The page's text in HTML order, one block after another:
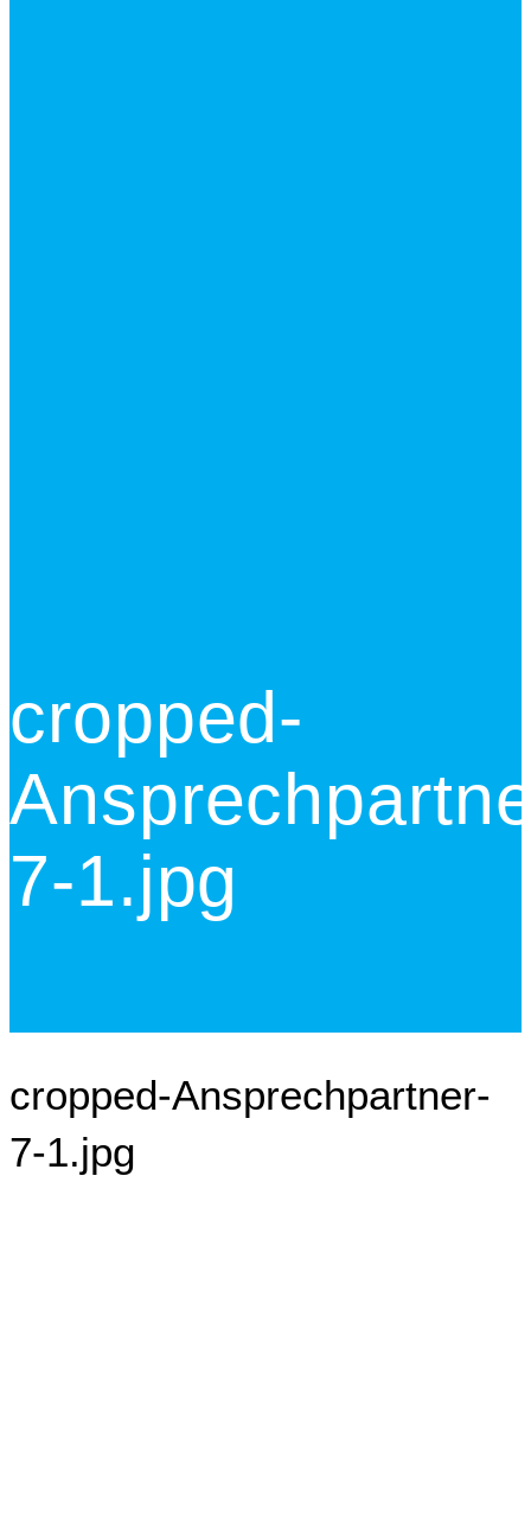
cropped-
7-1.jpg
cropped-Ansprechpartner-
7-1.jpg